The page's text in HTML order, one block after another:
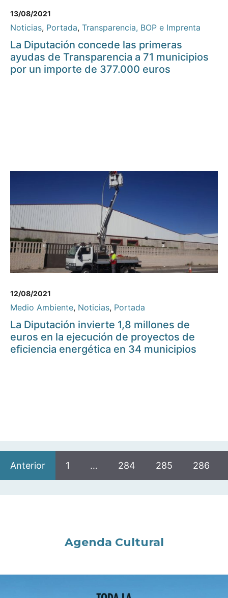
13/08/2021
Noticias, Portada, Transparencia, BOP e Imprenta
La Diputación concede las primeras
ayudas de Transparencia a 71 municipios
por un importe de 377.000 euros
12/08/2021
Medio Ambiente, Noticias, Portada
La Diputación invierte 1,8 millones de
euros en la ejecución de proyectos de
eficiencia energética en 34 municipios
Anterior 1 … 284 285 286
Agenda Cultural